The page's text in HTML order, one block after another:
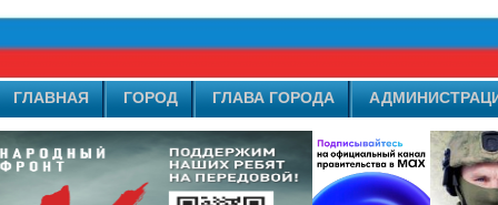
ГЛАВНАЯ ГОРОД ГЛАВА ГОРОДА